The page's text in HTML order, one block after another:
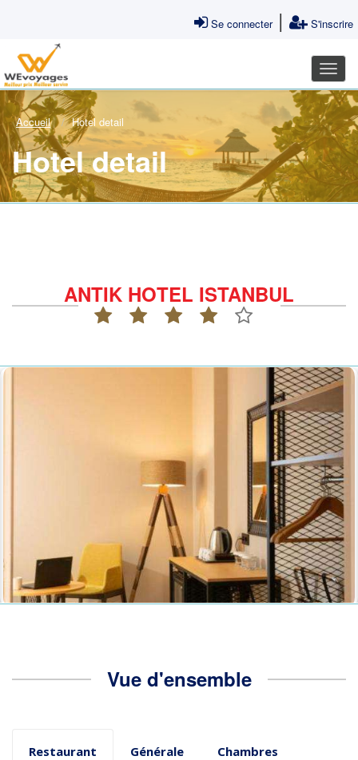
Se connecter| S'inscrire
Accueil Hotel detail
Hotel detail
ANTIK HOTEL ISTANBUL
Vue d'ensemble
Restaurant Générale Chambres